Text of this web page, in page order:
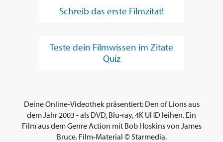
Schreib das erste Filmzitat!
Teste dein Filmwissen im Zitate
Quiz
Deine Online-Videothek präsentiert: Den of Lions aus
dem Jahr 2003 - als DVD, Blu-ray, 4K UHD leihen. Ein
Film aus dem Genre Action mit Bob Hoskins von James
Bruce. Film-Material © Starmedia.